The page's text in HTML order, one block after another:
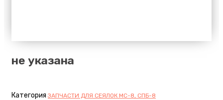
не указана
Категория ЗАПЧАСТИ ДЛЯ СЕЯЛОК МС-8, СПБ-8